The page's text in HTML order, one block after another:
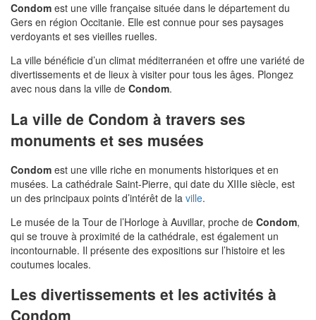
Condom est une ville française située dans le département du
Gers en région Occitanie. Elle est connue pour ses paysages
verdoyants et ses vieilles ruelles.
La ville bénéficie d’un climat méditerranéen et offre une variété de
divertissements et de lieux à visiter pour tous les âges. Plongez
avec nous dans la ville de Condom.
La ville de Condom à travers ses
monuments et ses musées
Condom est une ville riche en monuments historiques et en
musées. La cathédrale Saint-Pierre, qui date du XIIIe siècle, est
un des principaux points d’intérêt de la ville.
Le musée de la Tour de l’Horloge à Auvillar, proche de Condom,
qui se trouve à proximité de la cathédrale, est également un
incontournable. Il présente des expositions sur l’histoire et les
coutumes locales.
Les divertissements et les activités à
Condom